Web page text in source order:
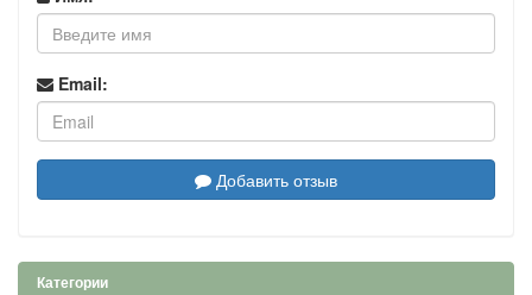
Email:
Добавить отзыв
Категории